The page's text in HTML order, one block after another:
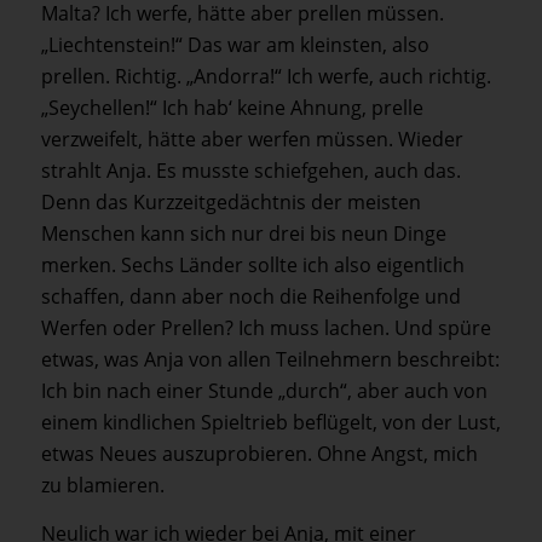
Malta? Ich werfe, hätte aber prellen müssen.
„Liechtenstein!“ Das war am kleinsten, also
prellen. Richtig. „Andorra!“ Ich werfe, auch richtig.
„Seychellen!“ Ich hab‘ keine Ahnung, prelle
verzweifelt, hätte aber werfen müssen. Wieder
strahlt Anja. Es musste schiefgehen, auch das.
Denn das Kurzzeitgedächtnis der meisten
Menschen kann sich nur drei bis neun Dinge
merken. Sechs Länder sollte ich also eigentlich
schaffen, dann aber noch die Reihenfolge und
Werfen oder Prellen? Ich muss lachen. Und spüre
etwas, was Anja von allen Teilnehmern beschreibt:
Ich bin nach einer Stunde „durch“, aber auch von
einem kindlichen Spieltrieb beflügelt, von der Lust,
etwas Neues auszuprobieren. Ohne Angst, mich
zu blamieren.
Neulich war ich wieder bei Anja, mit einer